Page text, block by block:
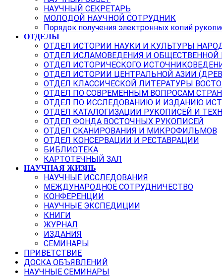
НАУЧНЫЙ СЕКРЕТАРЬ
МОЛОДОЙ НАУЧНОЙ СОТРУДНИК
Порядок получения электронных копий
ОТДЕЛЫ
ОТДЕЛ ИСТОРИИ НАУКИ И КУЛЬТУРЫ
ОТДЕЛ ИСЛАМОВЕДЕНИЯ И
ОТДЕЛ ИСТОРИЧЕСКОГО
ОТДЕЛ ИСТОРИИ ЦЕНТРАЛЬНОЙ АЗИИ
ОТДЕЛ КЛАССИЧЕСКОЙ ЛИТЕРАТУРЫ
ОТДЕЛ ПО СОВРЕМЕННЫМ ВОПРОСАМ
ОТДЕЛ ПО ИССЛЕДОВАНИЮ И ИЗДАНИЮ
ОТДЕЛ КАТАЛОГИЗАЦИИ РУКОПИСЕЙ И
ОТДЕЛ ФОНДА ВОСТОЧНЫХ РУКОПИСЕЙ
ОТДЕЛ СКАНИРОВАНИЯ И МИКРОФИЛЬМОВ
ОТДЕЛ КОНСЕРВАЦИИ И РЕСТАВРАЦИИ
БИБЛИОТЕКА
КАРТОТЕЧНЫЙ ЗАЛ
НАУЧНАЯ ЖИЗНЬ
НАУЧНЫЕ ИССЛЕДОВАНИЯ
МЕЖДУНАРОДНОЕ СОТРУДНИЧЕСТВО
КОНФЕРЕНЦИИ
НАУЧНЫЕ ЭКСПЕДИЦИИ
КНИГИ
ЖУРНАЛ
ИЗДАНИЯ
СЕМИНАРЫ
ПРИВЕТСТВИЕ
ДОСКА ОБЪЯВЛЕНИЙ
НАУЧНЫЕ СЕМИНАРЫ